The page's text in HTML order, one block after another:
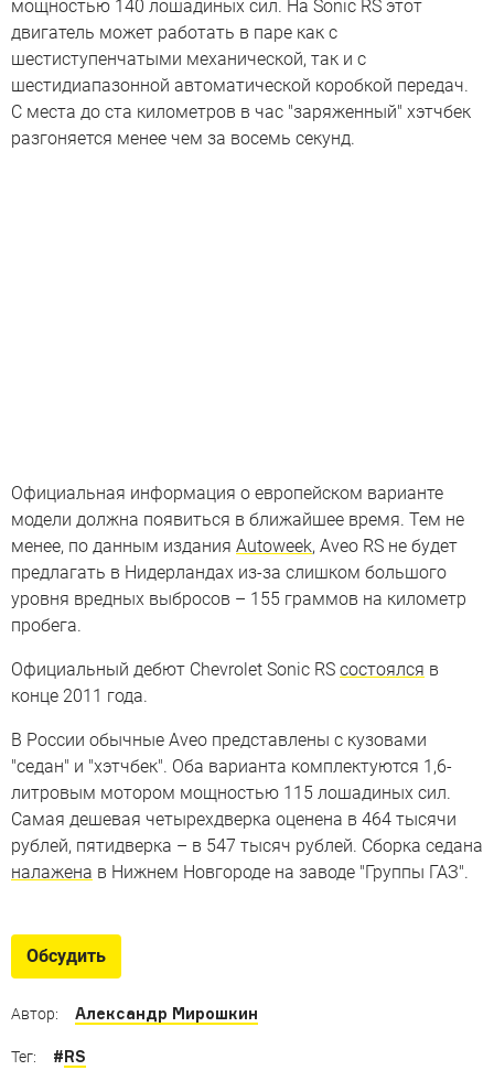
мощностью 140 лошадиных сил. На Sonic RS этот
двигатель может работать в паре как с
шестиступенчатыми механической, так и с
шестидиапазонной автоматической коробкой передач.
С места до ста километров в час "заряженный" хэтчбек
разгоняется менее чем за восемь секунд.
Официальная информация о европейском варианте
модели должна появиться в ближайшее время. Тем не
менее, по данным издания Autoweek, Aveo RS не будет
предлагать в Нидерландах из-за слишком большого
уровня вредных выбросов – 155 граммов на километр
пробега.
Официальный дебют Chevrolet Sonic RS состоялся в
конце 2011 года.
В России обычные Aveo представлены с кузовами
"седан" и "хэтчбек". Оба варианта комплектуются 1,6-
литровым мотором мощностью 115 лошадиных сил.
Самая дешевая четырехдверка оценена в 464 тысячи
рублей, пятидверка – в 547 тысяч рублей. Сборка седана
налажена в Нижнем Новгороде на заводе "Группы ГАЗ".
Обсудить
Автор: Александр Мирошкин
Тег: #RS